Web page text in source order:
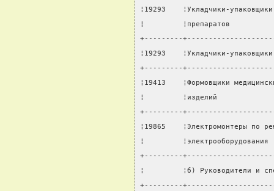
¦19293    ¦Укладчики-
¦         ¦препаратов
+---------
¦19293    ¦Укладчики-
+---------
¦19413    ¦Формовщики
¦         ¦изделий
+---------
¦19865    ¦Электромонтеры
¦
+---------
¦         ¦б) Руководители
+---------